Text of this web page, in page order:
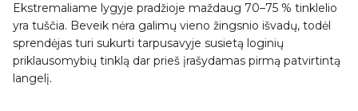
Ekstremaliame lygyje pradžioje maždaug 70–75 % tinklelio
yra tuščia. Beveik nėra galimų vieno žingsnio išvadų, todėl
sprendėjas turi sukurti tarpusavyje susietą loginių
priklausomybių tinklą dar prieš įrašydamas pirmą patvirtintą
langelį.